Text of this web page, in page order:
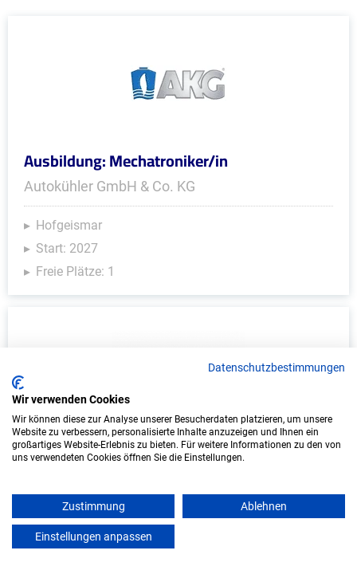
Ausbildung: Mechatroniker/in
Autokühler GmbH & Co. KG
Hofgeismar
Start: 2027
Freie Plätze: 1
Ausbildung: Kraftfahrzeugmechatroniker/in -
Personenkraftwagentechnik (m/w/d)
Autocentrum Engin GmbH
Holzminden
Datenschutzbestimmungen
Wir verwenden Cookies
Wir können diese zur Analyse unserer Besucherdaten platzieren, um unsere
Website zu verbessern, personalisierte Inhalte anzuzeigen und Ihnen ein
großartiges Website-Erlebnis zu bieten. Für weitere Informationen zu den von
uns verwendeten Cookies öffnen Sie die Einstellungen.
Zustimmung Ablehnen
Einstellungen anpassen